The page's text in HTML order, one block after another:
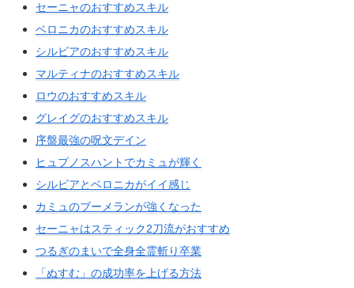
セーニャのおすすめスキル
ベロニカのおすすめスキル
シルビアのおすすめスキル
マルティナのおすすめスキル
ロウのおすすめスキル
グレイグのおすすめスキル
序盤最強の呪文デイン
ヒュプノスハントでカミュが輝く
シルビアとベロニカがイイ感じ
カミュのブーメランが強くなった
セーニャはスティック2刀流がおすすめ
つるぎのまいで全身全霊斬り卒業
「ぬすむ」の成功率を上げる方法